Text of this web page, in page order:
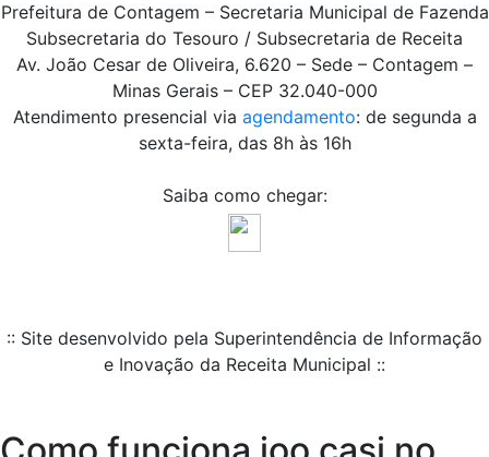
Prefeitura de Contagem – Secretaria Municipal de Fazenda
Subsecretaria do Tesouro / Subsecretaria de Receita
Av. João Cesar de Oliveira, 6.620 – Sede – Contagem –
Minas Gerais – CEP 32.040-000
Atendimento presencial via agendamento: de segunda a
sexta-feira, das 8h às 16h
Saiba como chegar:
:: Site desenvolvido pela Superintendência de Informação
e Inovação da Receita Municipal ::